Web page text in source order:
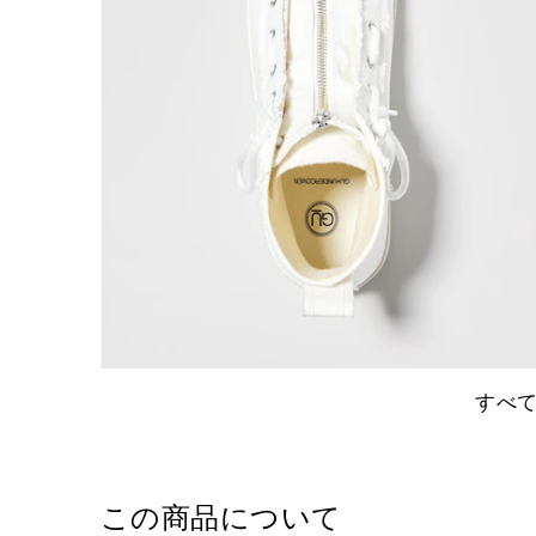
すべ
この商品について